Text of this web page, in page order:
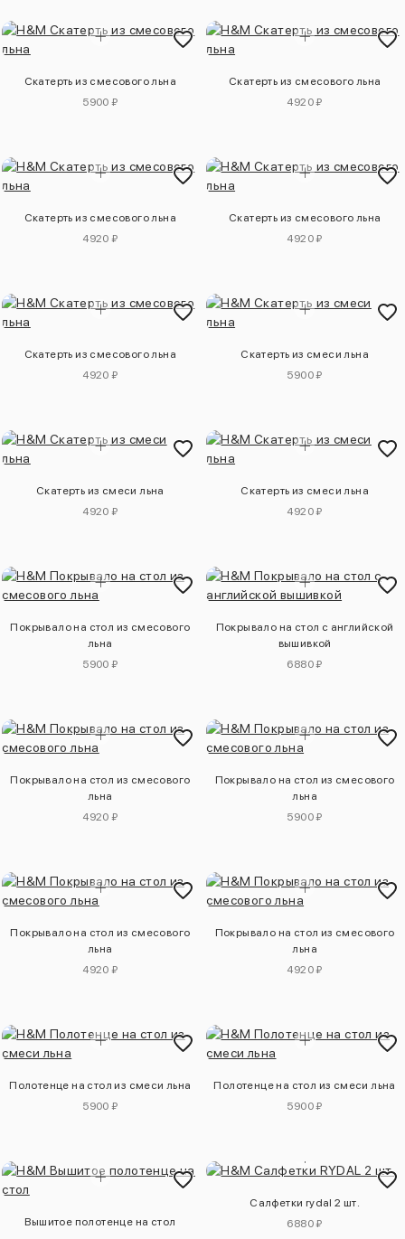
Скатерть из смесового льна
5900 ₽
Скатерть из смесового льна
4920 ₽
Скатерть из смесового льна
4920 ₽
Скатерть из смесового льна
4920 ₽
Скатерть из смесового льна
4920 ₽
Скатерть из смеси льна
5900 ₽
Скатерть из смеси льна
4920 ₽
Скатерть из смеси льна
4920 ₽
Покрывало на стол из смесового
льна
5900 ₽
Покрывало на стол с английской
вышивкой
6880 ₽
Покрывало на стол из смесового
льна
4920 ₽
Покрывало на стол из смесового
льна
5900 ₽
Покрывало на стол из смесового
льна
4920 ₽
Покрывало на стол из смесового
льна
4920 ₽
Полотенце на стол из смеси льна
5900 ₽
Полотенце на стол из смеси льна
5900 ₽
Вышитое полотенце на стол
Салфетки rydal 2 шт.
6880 ₽